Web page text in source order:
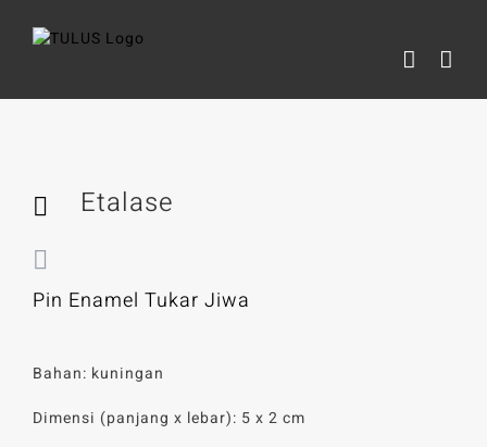
Etalase
Pin Enamel Tukar Jiwa
Bahan: kuningan
Dimensi (panjang x lebar): 5 x 2 cm